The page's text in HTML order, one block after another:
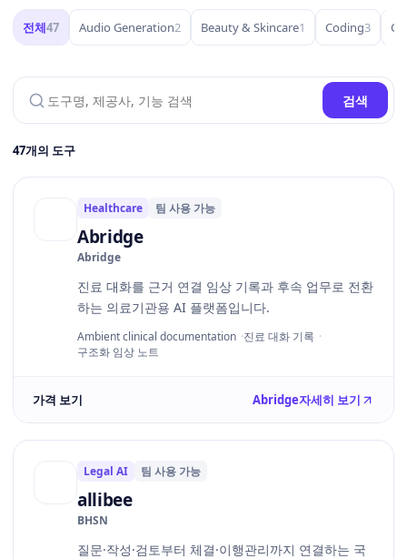
전체47 Audio Generation2 Beauty & Skincare1 Coding3
검색
47개의 도구
Healthcare 팀 사용 가능
Abridge
Abridge
진료 대화를 근거 연결 임상 기록과 후속 업무로 전환
하는 의료기관용 AI 플랫폼입니다.
Ambient clinical documentation 진료 대화 기록
구조화 임상 노트
가격 보기 Abridge자세히 보기
Legal AI 팀 사용 가능
allibee
BHSN
질문·작성·검토부터 체결·이행관리까지 연결하는 국